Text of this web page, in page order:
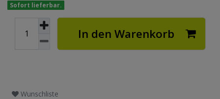
Sofort lieferbar.
In den Warenkorb
Wunschliste